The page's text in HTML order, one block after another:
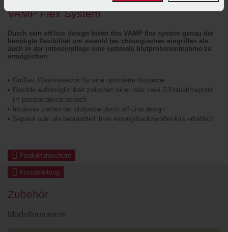
VAMP Flex System
Durch sein off-line design bietet das VAMP flex system genau die
benötigte flexibilität um sowohl bei chirurgischen eingriffen als
auch in der intensivpflege eine optimale blutprobenentnahme zu
ermöglichen
Großes 10-ml-reservoir für eine optimierte blutprobe
Flexible wahlmöglichkeit zwischen einer oder zwei Z-Entnahmeports
im perioperativen bereich
Intuitives ziehen der blutprobe durch off-Line design
Separat oder als bestandteil ihres einwegdruckwandler-kits erhältlich
Produktbroschüre
Kurzanleitung
Zubehör
Modellnummern